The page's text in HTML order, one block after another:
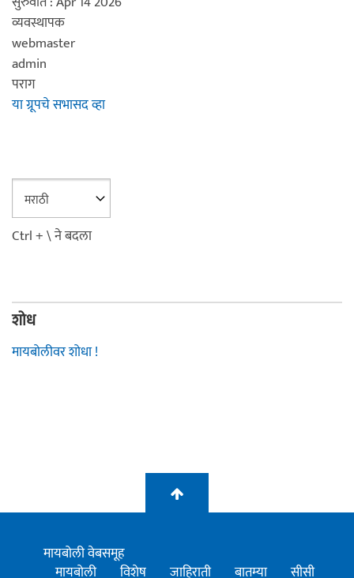
व्यवस्थापक
webmaster
admin
पराग
या ग्रूपचे सभासद व्हा
Ctrl + \ ने बदला
शोध
मायबोलीवर शोधा !
मायबोली वेबसमूह
मायबोली
विशेष जाहिराती बातम्या सीसी